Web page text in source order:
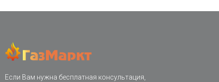
Если Вам нужна бесплатная консультация,